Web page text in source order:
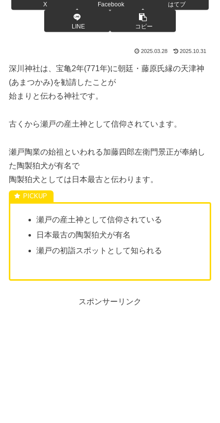
X Facebook はてブ
LINE コピー
2025.03.28 2025.10.31
深川神社は、宝亀2年(771年)に朝廷・藤原氏縁の天津神
(あまつかみ)を勧請したことが
始まりと伝わる神社です。
古くから瀬戸の産土神として信仰されています。
瀬戸陶業の始祖といわれる加藤四郎左衛門景正が奉納し
た陶製狛犬が有名で
陶製狛犬としては日本最古と伝わります。
瀬戸の産土神として信仰されている
日本最古の陶製狛犬が有名
瀬戸の初詣スポットとして知られる
スポンサーリンク